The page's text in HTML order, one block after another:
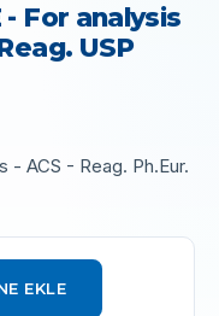
For analysis
USP
- ACS - Reag. Ph.Eur.
EKLE